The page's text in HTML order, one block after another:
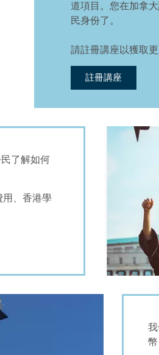
道項目。您在加拿
民身份了。
請註冊講座以獲取
註冊講座
了解如何
、香港學
幣